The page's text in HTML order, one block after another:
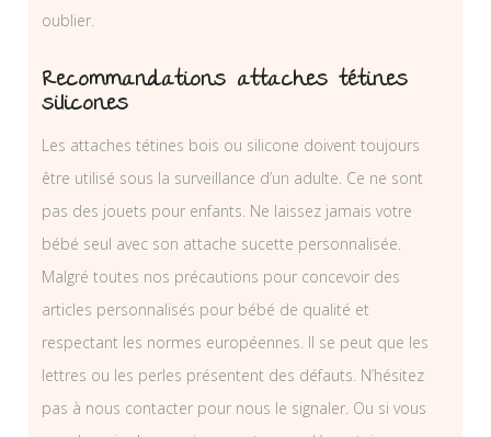
oublier.
Recommandations attaches tétines
silicones
Les attaches tétines bois ou silicone doivent toujours
être utilisé sous la surveillance d’un adulte. Ce ne sont
pas des jouets pour enfants. Ne laissez jamais votre
bébé seul avec son attache sucette personnalisée.
Malgré toutes nos précautions pour concevoir des
articles personnalisés pour bébé de qualité et
respectant les normes européennes. Il se peut que les
lettres ou les perles présentent des défauts. N’hésitez
pas à nous contacter pour nous le signaler. Ou si vous